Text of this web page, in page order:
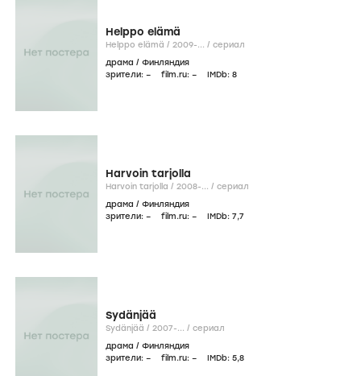
Helppo elämä
Helppo elämä / 2009-... / сериал
драма / Финляндия
зрители: – film.ru: – IMDb: 8
Harvoin tarjolla
Harvoin tarjolla / 2008-... / сериал
драма / Финляндия
зрители: – film.ru: – IMDb: 7,7
Sydänjää
Sydänjää / 2007-... / сериал
драма / Финляндия
зрители: – film.ru: – IMDb: 5,8